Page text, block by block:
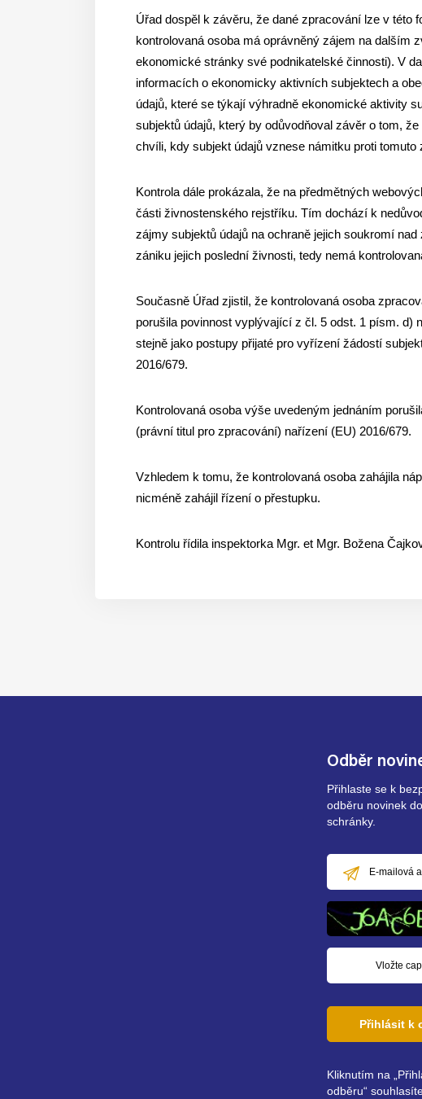
Úřad dospěl k závěru, že dané zpracování lze v této
kontrolovaná osoba má oprávněný zájem na dalším
ekonomické stránky své podnikatelské činnosti). V
informacích o ekonomicky aktivních subjektech a
údajů, které se týkají výhradně ekonomické aktivity
subjektů údajů, který by odůvodňoval závěr o tom,
chvíli, kdy subjekt údajů vznese námitku proti tomuto
Kontrola dále prokázala, že na předmětných
části živnostenského rejstříku. Tím dochází k
zájmy subjektů údajů na ochraně jejich soukromí
zániku jejich poslední živnosti, tedy nemá
Současně Úřad zjistil, že kontrolovaná osoba
porušila povinnost vyplývající z čl. 5 odst. 1 písm. d)
stejně jako postupy přijaté pro vyřízení žádostí
2016/679.
Kontrolovaná osoba výše uvedeným jednáním
(právní titul pro zpracování) nařízení (EU) 2016/679.
Vzhledem k tomu, že kontrolovaná osoba zahájila
nicméně zahájil řízení o přestupku.
Kontrolu řídila inspektorka Mgr. et Mgr. Božena
Odběr
Přihlaste se k
odběru novinek
schránky.
mailová
adresa
Přihlásit k
Kliknutím na
odběru“